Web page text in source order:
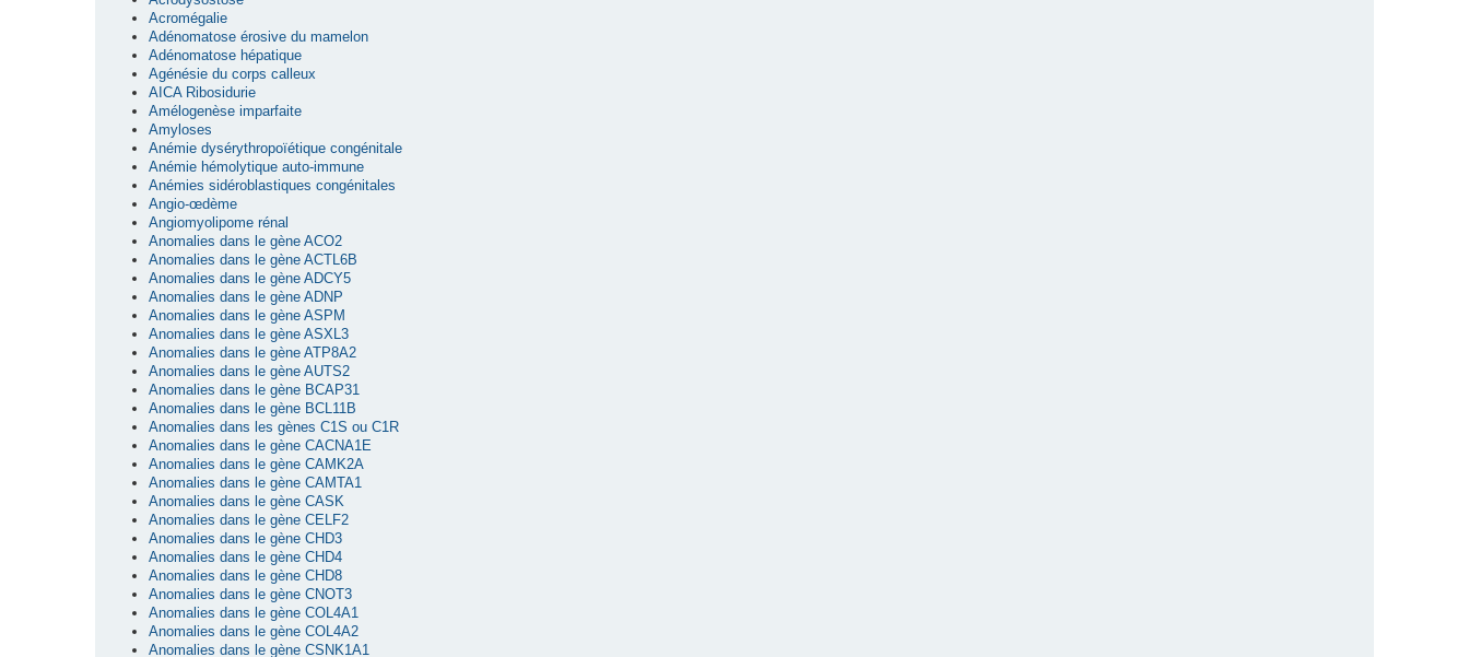
Acromégalie
Adénomatose érosive du mamelon
Adénomatose hépatique
Agénésie du corps calleux
AICA Ribosidurie
Amélogenèse imparfaite
Amyloses
Anémie dysérythropoïétique congénitale
Anémie hémolytique auto-immune
Anémies sidéroblastiques congénitales
Angio-œdème
Angiomyolipome rénal
Anomalies dans le gène ACO2
Anomalies dans le gène ACTL6B
Anomalies dans le gène ADCY5
Anomalies dans le gène ADNP
Anomalies dans le gène ASPM
Anomalies dans le gène ASXL3
Anomalies dans le gène ATP8A2
Anomalies dans le gène AUTS2
Anomalies dans le gène BCAP31
Anomalies dans le gène BCL11B
Anomalies dans les gènes C1S ou C1R
Anomalies dans le gène CACNA1E
Anomalies dans le gène CAMK2A
Anomalies dans le gène CAMTA1
Anomalies dans le gène CASK
Anomalies dans le gène CELF2
Anomalies dans le gène CHD3
Anomalies dans le gène CHD4
Anomalies dans le gène CHD8
Anomalies dans le gène CNOT3
Anomalies dans le gène COL4A1
Anomalies dans le gène COL4A2
Anomalies dans le gène CSNK1A1